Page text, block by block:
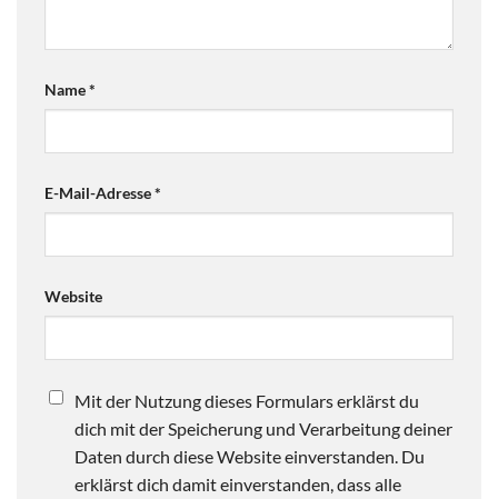
Name*
E-Mail-Adresse*
Website
Mit der Nutzung dieses Formulars erklärst du
dich mit der Speicherung und Verarbeitung deiner
Daten durch diese Website einverstanden. Du
erklärst dich damit einverstanden, dass alle